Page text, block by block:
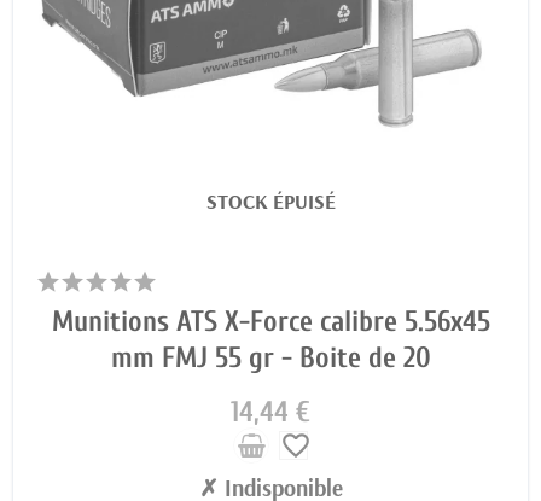
STOCK ÉPUISÉ
Munitions ATS X-Force calibre 5.56x45
mm FMJ 55 gr - Boite de 20
14,44 €
favorite_border
✗ Indisponible